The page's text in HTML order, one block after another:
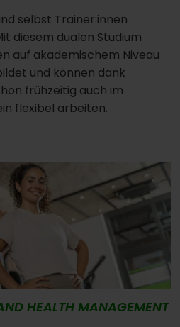
selbst Trainer:innen
diesem dualen Studium
auf akademischem Niveau
und können dank
frühzeitig auch im
flexibel arbeiten.
HEALTH MANAGEMENT